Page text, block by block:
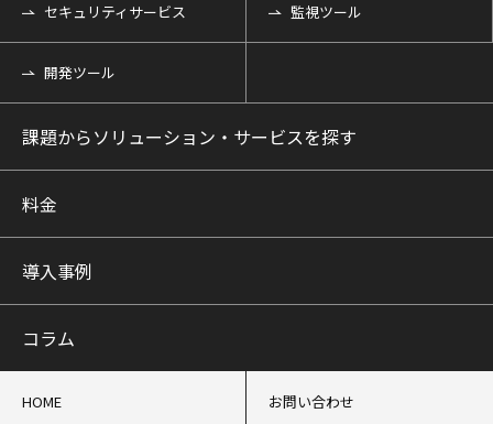
セキュリティサービス 監視ツール
開発ツール
課題からソリューション・サービスを探す
料金
導入事例
コラム
HOME お問い合わせ